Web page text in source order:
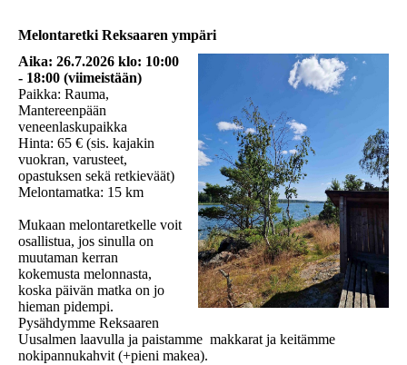
Melontaretki Reksaaren ympäri
Aika: 26.7.2026 klo: 10:00
- 18:00 (viimeistään)
Paikka: Rauma,
Mantereenpään
veneenlaskupaikka
Hinta: 65 € (sis. kajakin
vuokran, varusteet,
opastuksen sekä retkieväät)
Melontamatka: 15 km
Mukaan melontaretkelle voit
osallistua, jos sinulla on
muutaman kerran
kokemusta melonnasta,
koska päivän matka on jo
hieman pidempi.
Pysähdymme Reksaaren
Uusalmen laavulla ja paistamme makkarat ja keitämme
nokipannukahvit (+pieni makea).